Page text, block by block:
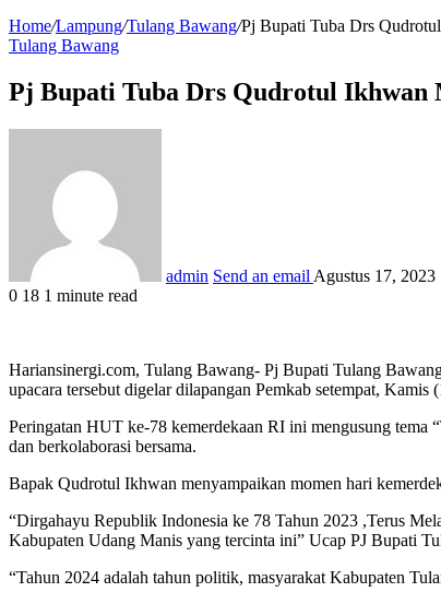
Home/Lampung/Tulang Bawang/Pj Bupati Tuba Drs
Tulang Bawang
Pj Bupati Tuba Drs Qudrotul
admin Send an email Agustus 17, 2023
0 18 1 minute read
Hariansinergi.com, Tulang Bawang- Pj Bupati Tulang
upacara tersebut digelar dilapangan Pemkab setempat, Kamis
Peringatan HUT ke-78 kemerdekaan RI ini mengusung tema
dan berkolaborasi bersama.
Bapak Qudrotul Ikhwan menyampaikan momen hari
“Dirgahayu Republik Indonesia ke 78 Tahun 2023 ,Terus
Kabupaten Udang Manis yang tercinta ini” Ucap PJ Bupati
“Tahun 2024 adalah tahun politik, masyarakat Kabupaten